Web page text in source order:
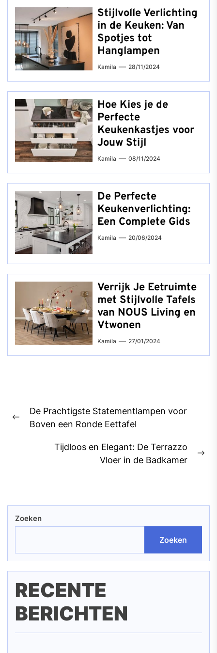
Stijlvolle Verlichting
in de Keuken: Van
Spotjes tot
Hanglampen
Kamila 28/11/2024
Hoe Kies je de
Perfecte
Keukenkastjes voor
Jouw Stijl
Kamila 08/11/2024
De Perfecte
Keukenverlichting:
Een Complete Gids
Kamila 20/06/2024
Verrijk Je Eetruimte
met Stijlvolle Tafels
van NOUS Living en
Vtwonen
Kamila 27/01/2024
navigatie
Previous
De Prachtigste Statementlampen voor
Boven een Ronde Eettafel
Tijdloos en Elegant: De Terrazzo
Vloer in de Badkamer
Zoeken
Zoeken
RECENTE
BERICHTEN